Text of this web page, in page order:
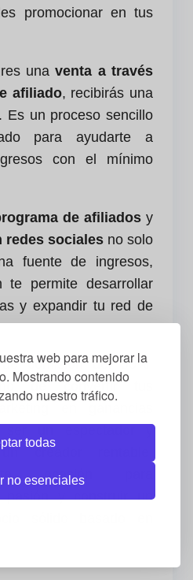
web para mejorar la
Mostrando contenido
nuestro tráfico.
todas
no esenciales
promocionar en tus
unaventa a través
afiliado, recibirás una
Es un proceso sencillo
para ayudarte a
con el mínimo
de afiliadosy
redes sociales no solo
fuente de ingresos,
te permite desarrollar
y expandir tu red de
comisión del 50%,
de convertir tus
en ganancias
creador rentable.
ocasión para
pasión y construir un
sólido basado en